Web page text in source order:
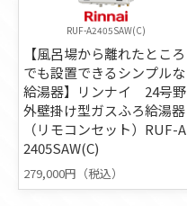
RUF-A2405SAW(C)
【風呂場から離れたところ
でも設置できるシンプルな
給湯器】リンナイ 24号野
外壁掛け型ガスふろ給湯器
（リモコンセット）RUF-A
2405SAW(C)
279,000円（税込）